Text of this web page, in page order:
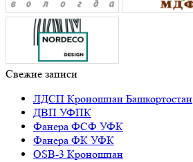
Свежие записи
ЛДСП Кроношпан Башкортостан
ДВП УФПК
Фанера ФСФ УФК
Фанера ФК УФК
OSB-3 Кроношпан